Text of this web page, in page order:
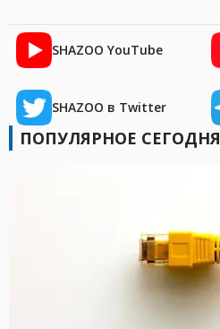
SHAZOO YouTube
SHAZOO в Twitter
ПОПУЛЯРНОЕ СЕГОДНЯ